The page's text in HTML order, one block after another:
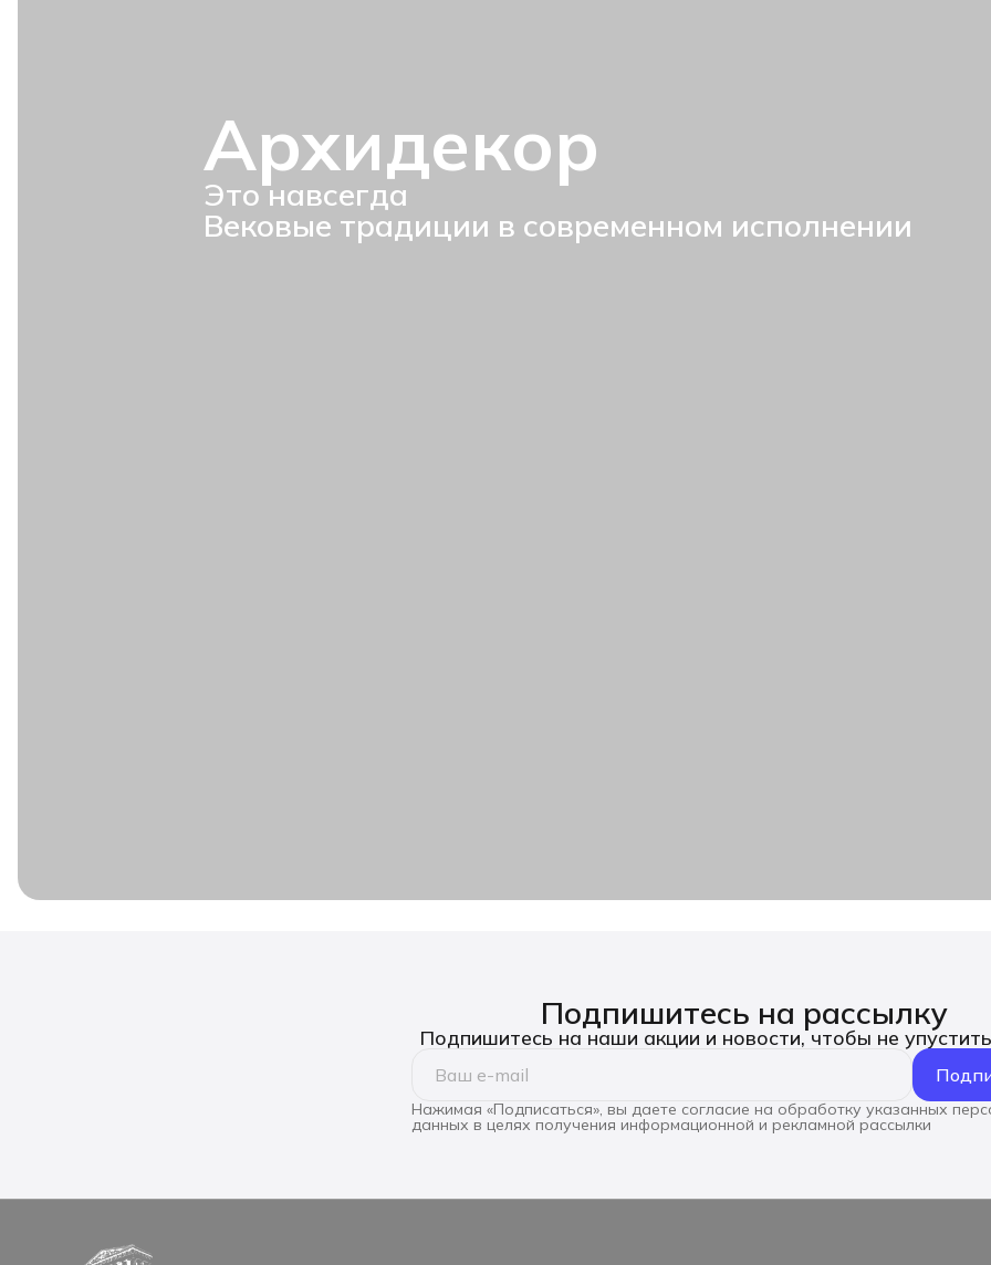
Архидекор
Это навсегда
Вековые традиции в современном исполнении
Подпишитесь на рассылку
Подпишитесь на наши акции и новости, чтобы не
Нажимая «Подписаться», вы даете согласие на обработку указанных
данных в целях получения информационной и рекламной рассылки